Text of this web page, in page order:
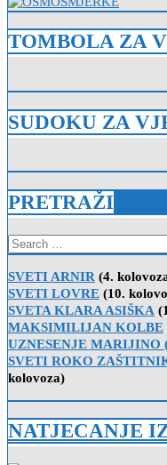
TOMBOLA ZA
SUDOKU ZA
PRETRAŽI
Search
for:
SVETI ARNIR (4.
SVETI LOVRE (10.
SVETA KLARA ASIŠKA
MAKSIMILIJAN KOLBE
UZNESENJE MARIJINO
SVETI ROKO
kolovoza)
NATJECANJE